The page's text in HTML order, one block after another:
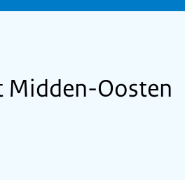
Midden-Oosten